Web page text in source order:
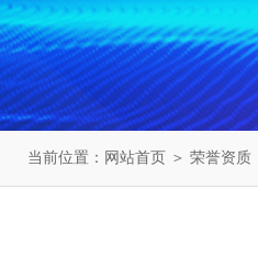
当前位置： 网站首页 ＞ 荣誉资质